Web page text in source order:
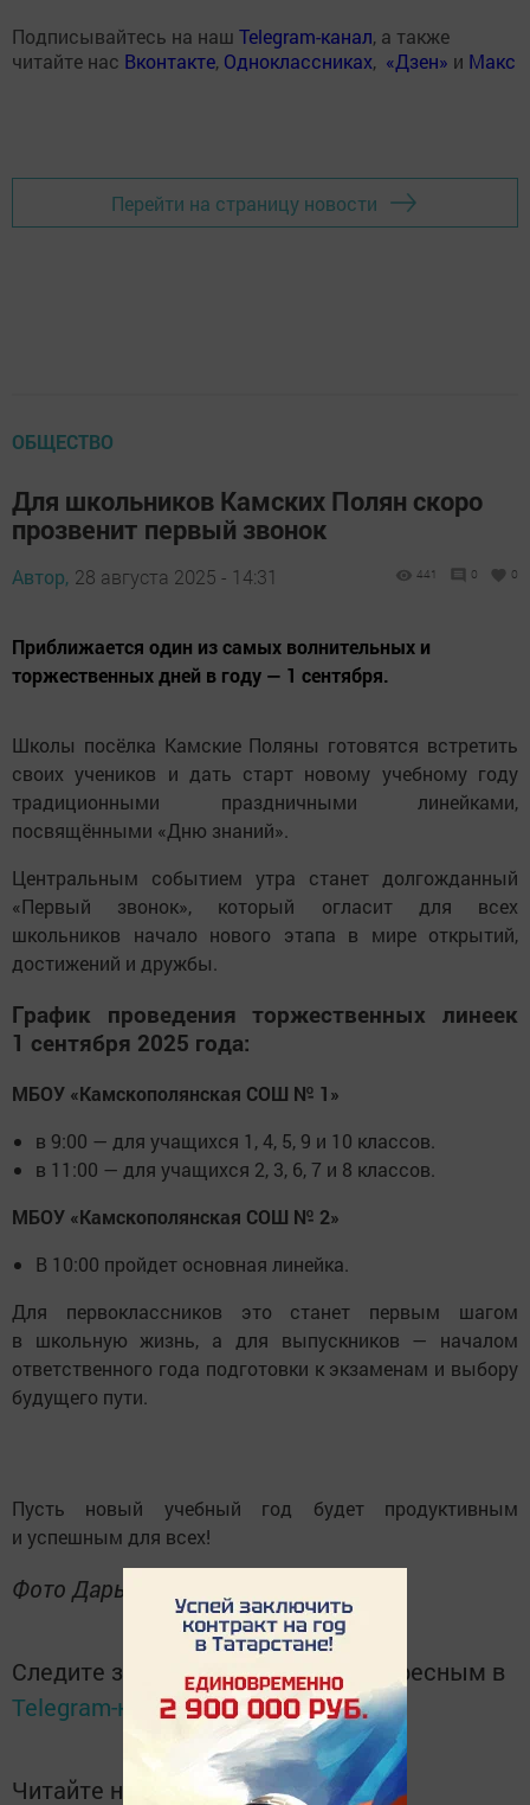
Подписывайтесь на наш Telegram-канал, а также
читайте нас Вконтакте, Одноклассниках, «Дзен» и Макс
Перейти на страницу новости
ОБЩЕСТВО
Для школьников Камских Полян скоро
прозвенит первый звонок
Автор, 28 августа 2025 - 14:31 441 0 0
Приближается один из самых волнительных и
торжественных дней в году — 1 сентября.
Школы посёлка Камские Поляны готовятся встретить
своих учеников и дать старт новому учебному году
традиционными праздничными линейками,
посвящёнными «Дню знаний».
Центральным событием утра станет долгожданный
«Первый звонок», который огласит для всех
школьников начало нового этапа в мире открытий,
достижений и дружбы.
График проведения торжественных линеек
1 сентября 2025 года:
МБОУ «Камскополянская СОШ № 1»
в 9:00 — для учащихся 1, 4, 5, 9 и 10 классов.
в 11:00 — для учащихся 2, 3, 6, 7 и 8 классов.
МБОУ «Камскополянская СОШ № 2»
В 10:00 пройдет основная линейка.
Для первоклассников это станет первым шагом
в школьную жизнь, а для выпускников — началом
ответственного года подготовки к экзаменам и выбору
будущего пути.
Пусть новый учебный год будет продуктивным
и успешным для всех!
Фото Дарьи Редюковой
Следите за самым важным и интересным в
Telegram-каналеТатмедиа
Читайте новости Татарстана в